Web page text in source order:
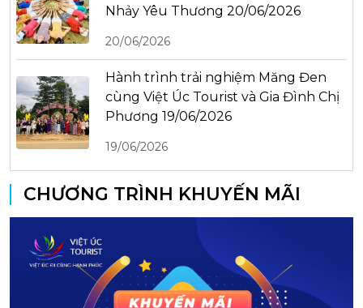
Nhảy Yêu Thương 20/06/2026
20/06/2026
Hành trình trải nghiệm Măng Đen
cùng Việt Úc Tourist và Gia Đình Chị
Phương 19/06/2026
19/06/2026
CHƯƠNG TRÌNH KHUYẾN MÃI